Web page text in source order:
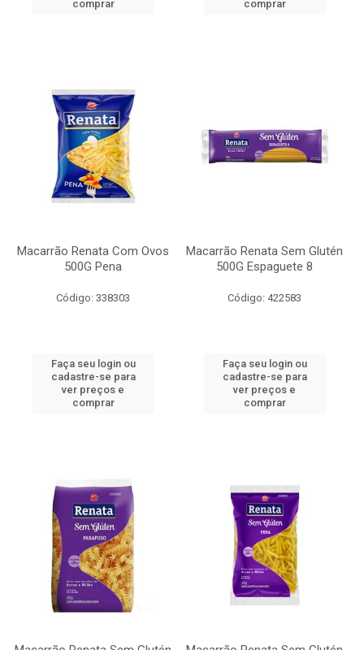
comprar comprar
Macarrão Renata Com Ovos
500G Pena
Código: 338303
Faça seu login ou
cadastre-se para
ver preços e
comprar
Macarrão Renata Sem Glutén
500G Espaguete 8
Código: 422583
Faça seu login ou
cadastre-se para
ver preços e
comprar